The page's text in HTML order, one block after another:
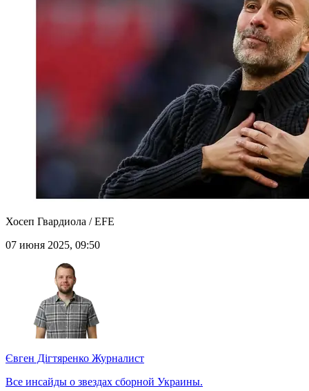
Хосеп Гвардиола / EFE
07 июня 2025, 09:50
Євген Дігтяренко Журналист
Все инсайды о звездах сборной Украины.